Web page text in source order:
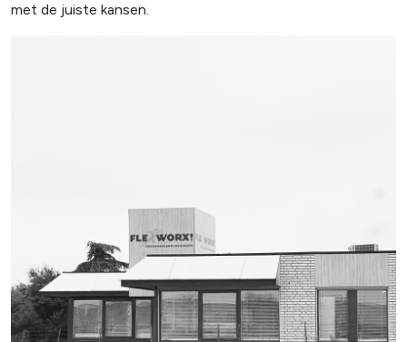
met de juiste kansen.